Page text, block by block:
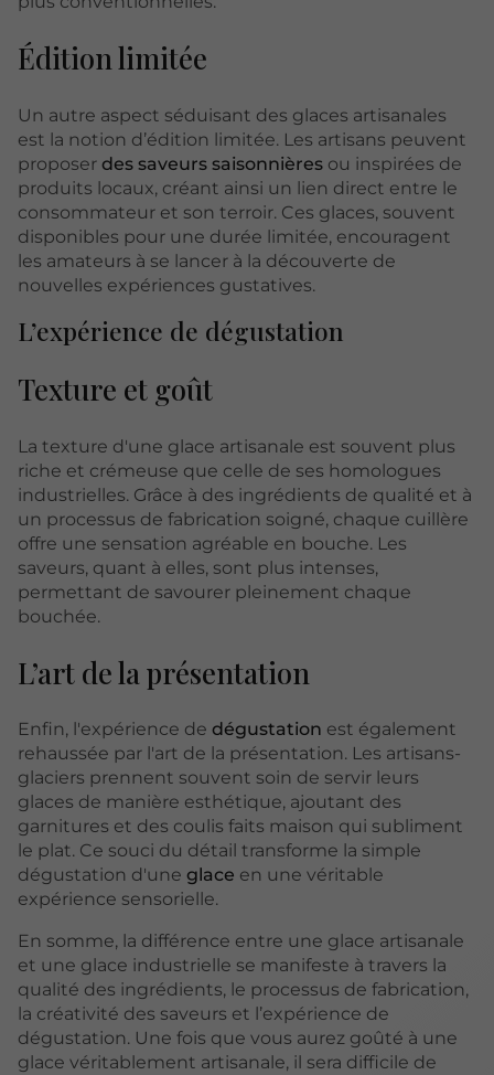
Édition limitée
Un autre aspect séduisant des glaces artisanales
est la notion d’édition limitée. Les artisans peuvent
proposer des saveurs saisonnières ou inspirées de
produits locaux, créant ainsi un lien direct entre le
consommateur et son terroir. Ces glaces, souvent
disponibles pour une durée limitée, encouragent
les amateurs à se lancer à la découverte de
nouvelles expériences gustatives.
L’expérience de dégustation
Texture et goût
La texture d'une glace artisanale est souvent plus
riche et crémeuse que celle de ses homologues
industrielles. Grâce à des ingrédients de qualité et à
un processus de fabrication soigné, chaque cuillère
offre une sensation agréable en bouche. Les
saveurs, quant à elles, sont plus intenses,
permettant de savourer pleinement chaque
bouchée.
L’art de la présentation
Enfin, l'expérience de dégustation est également
rehaussée par l'art de la présentation. Les artisans-
glaciers prennent souvent soin de servir leurs
glaces de manière esthétique, ajoutant des
garnitures et des coulis faits maison qui subliment
le plat. Ce souci du détail transforme la simple
dégustation d'une glace en une véritable
expérience sensorielle.
En somme, la différence entre une glace artisanale
et une glace industrielle se manifeste à travers la
qualité des ingrédients, le processus de fabrication,
la créativité des saveurs et l’expérience de
dégustation. Une fois que vous aurez goûté à une
glace véritablement artisanale, il sera difficile de